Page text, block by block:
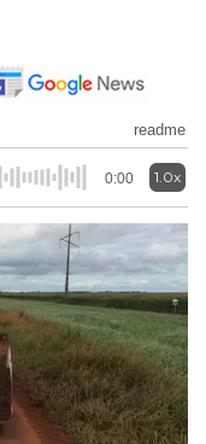
readme
0:00 1.0x